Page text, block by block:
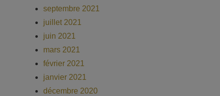
septembre 2021
juillet 2021
juin 2021
mars 2021
février 2021
janvier 2021
décembre 2020